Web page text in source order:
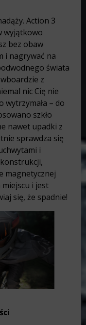
Action 3
wyjątkowo
bez obaw
i nagrywać na
świata
z
nic Cię nie
wytrzymała – do
szkło
nawet upadki z
sprawdza się
i
magnetycznej
miejscu i jest
się, że spadnie!